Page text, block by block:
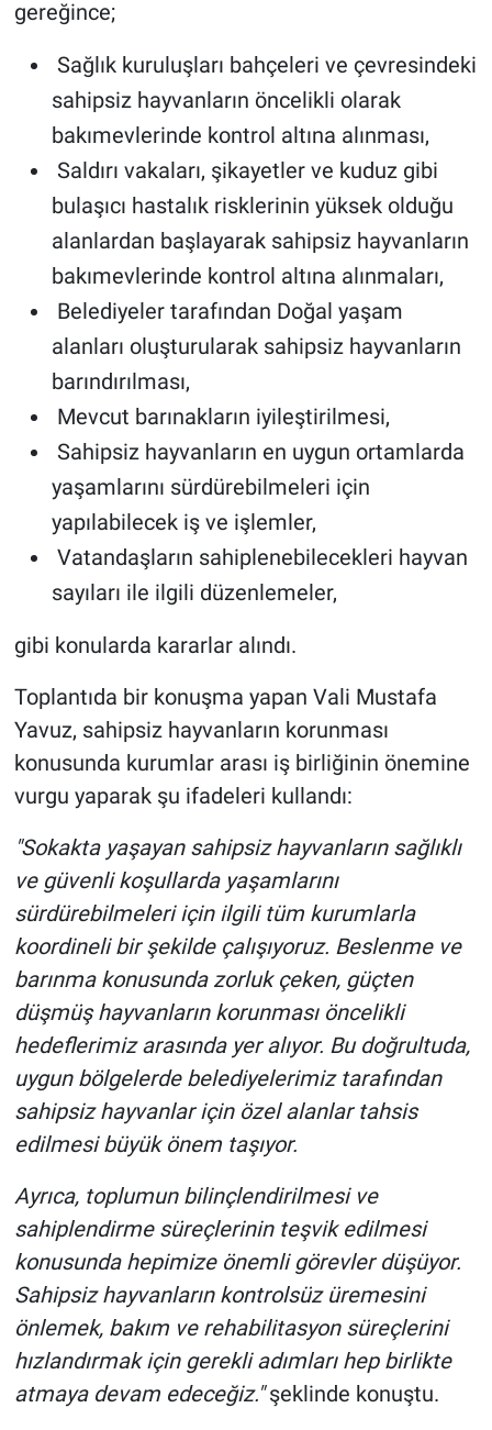
gereğince;
Sağlık kuruluşları bahçeleri ve çevresindeki
sahipsiz hayvanların öncelikli olarak
bakımevlerinde kontrol altına alınması,
Saldırı vakaları, şikayetler ve kuduz gibi
bulaşıcı hastalık risklerinin yüksek olduğu
alanlardan başlayarak sahipsiz hayvanların
bakımevlerinde kontrol altına alınmaları,
Belediyeler tarafından Doğal yaşam
alanları oluşturularak sahipsiz hayvanların
barındırılması,
Mevcut barınakların iyileştirilmesi,
Sahipsiz hayvanların en uygun ortamlarda
yaşamlarını sürdürebilmeleri için
yapılabilecek iş ve işlemler,
Vatandaşların sahiplenebilecekleri hayvan
sayıları ile ilgili düzenlemeler,
gibi konularda kararlar alındı.
Toplantıda bir konuşma yapan Vali Mustafa
Yavuz, sahipsiz hayvanların korunması
konusunda kurumlar arası iş birliğinin önemine
vurgu yaparak şu ifadeleri kullandı:
"Sokakta yaşayan sahipsiz hayvanların sağlıklı
ve güvenli koşullarda yaşamlarını
sürdürebilmeleri için ilgili tüm kurumlarla
koordineli bir şekilde çalışıyoruz. Beslenme ve
barınma konusunda zorluk çeken, güçten
düşmüş hayvanların korunması öncelikli
hedeflerimiz arasında yer alıyor. Bu doğrultuda,
uygun bölgelerde belediyelerimiz tarafından
sahipsiz hayvanlar için özel alanlar tahsis
edilmesi büyük önem taşıyor.
Ayrıca, toplumun bilinçlendirilmesi ve
sahiplendirme süreçlerinin teşvik edilmesi
konusunda hepimize önemli görevler düşüyor.
Sahipsiz hayvanların kontrolsüz üremesini
önlemek, bakım ve rehabilitasyon süreçlerini
hızlandırmak için gerekli adımları hep birlikte
atmaya devam edeceğiz."şeklinde konuştu.